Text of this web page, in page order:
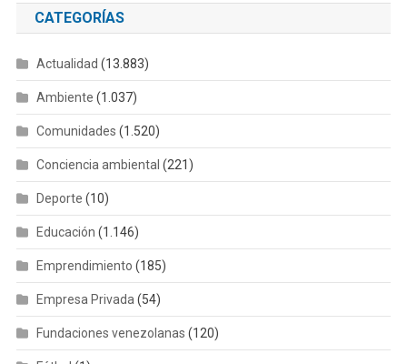
CATEGORÍAS
Actualidad (13.883)
Ambiente (1.037)
Comunidades (1.520)
Conciencia ambiental (221)
Deporte (10)
Educación (1.146)
Emprendimiento (185)
Empresa Privada(54)
Fundaciones venezolanas (120)